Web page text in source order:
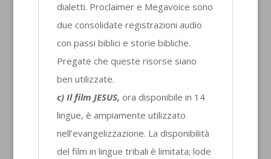
dialetti. Proclaimer e Megavoice sono
due consolidate registrazioni audio
con passi biblici e storie bibliche.
Pregate che queste risorse siano
ben utilizzate.
c) Il film JESUS, ora disponibile in 14
lingue, è ampiamente utilizzato
nell’evangelizzazione. La disponibilità
del film in lingue tribali è limitata; lode